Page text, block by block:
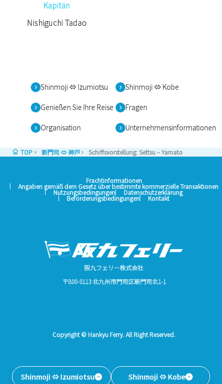
Kapitän
Nishiguchi Tadao
Shinmoji ⇔ Izumiotsu Shinmoji ⇔ Kobe
Genießen Sie Ihre Reise Fragen
Organisation Unternehmensinformationen
TOP 新門司 ⇔ 神戸 Schiffsvorstellung: Settsu – Yamato
Frachtinformationen
Angaben gemäß dem Gesetz über bestimmte kommerzielle Transaktionen
Nutzungsbedingungen Datenschutzerklärung
Beförderungsbedingungen Kontakt
阪九フェリー株式会社
〒800-0113 北九州市門司区新門司北1-1
Copyright © Hankyu Ferry. All Right Reserved.
Shinmoji ⇔ Izumiotsu Shinmoji ⇔ Kobe